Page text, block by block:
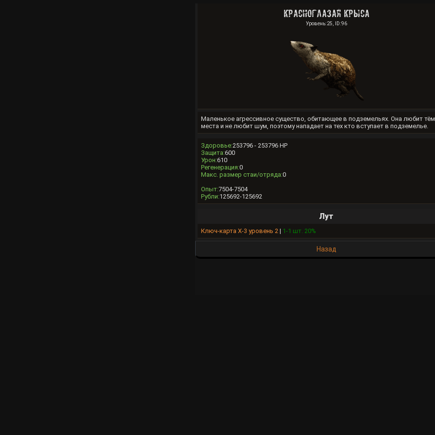
Красноглазая крыса
Уровень:25, ID:96
Маленькое агрессивное существо, обитающее в подземельях. Она любит
места и не любит шум, поэтому нападает на тех кто вступает в подземелье.
Здоровье:253796 - 253796 HP
Защита:600
Урон:610
Регенерация:0
Макс. размер стаи/отряда:0
Опыт:7504-7504
Рубли:125692-125692
Лут
Ключ-карта Х-3 уровень 2 | 1-1 шт. 20%
Назад